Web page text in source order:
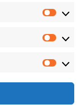
confidentialité